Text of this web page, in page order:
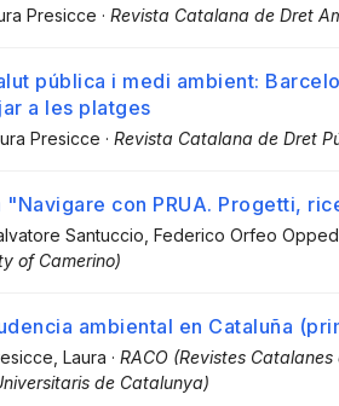
Presicce · Revista Catalana de Dret
pública i medi ambient:
a les platges
Presicce · Revista Catalana de Dret
"Navigare con PRUA. Progetti,
Santuccio , Federico Orfeo
of Camerino)
ambiental en Cataluña
Laura · RACO (Revistes
de Catalunya)